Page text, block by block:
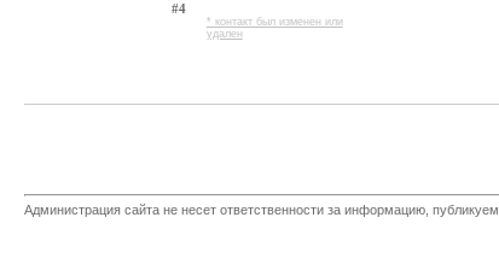
#4
* контакт был изменен или
удален
Администрация сайта не несет ответственности за информацию,